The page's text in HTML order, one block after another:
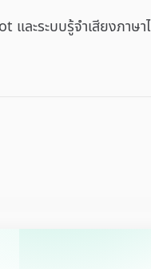
ละระบบรู้จำเสียงภาษ